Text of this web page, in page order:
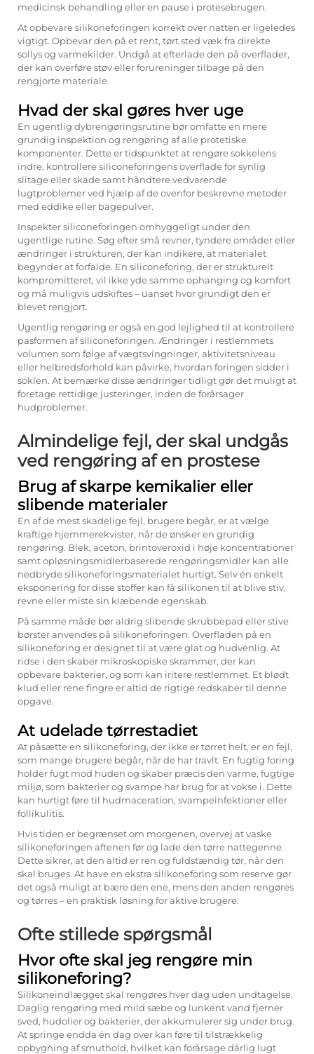
medicinsk behandling eller en pause i protesebrugen.
At opbevare silikoneforingen korrekt over natten er ligeledes
vigtigt. Opbevar den på et rent, tørt sted væk fra direkte
sollys og varmekilder. Undgå at efterlade den på overflader,
der kan overføre støv eller forureninger tilbage på den
rengjorte materiale.
Hvad der skal gøres hver uge
En ugentlig dybrengøringsrutine bør omfatte en mere
grundig inspektion og rengøring af alle protetiske
komponenter. Dette er tidspunktet at rengøre sokkelens
indre, kontrollere siliconeforingens overflade for synlig
slitage eller skade samt håndtere vedvarende
lugtproblemer ved hjælp af de ovenfor beskrevne metoder
med eddike eller bagepulver.
Inspekter siliconeforingen omhyggeligt under den
ugentlige rutine. Søg efter små revner, tyndere områder eller
ændringer i strukturen, der kan indikere, at materialet
begynder at forfalde. En siliconeforing, der er strukturelt
kompromitteret, vil ikke yde samme ophanging og komfort
og må muligvis udskiftes – uanset hvor grundigt den er
blevet rengjort.
Ugentlig rengøring er også en god lejlighed til at kontrollere
pasformen af siliconeforingen. Ændringer i restlemmets
volumen som følge af vægtsvingninger, aktivitetsniveau
eller helbredsforhold kan påvirke, hvordan foringen sidder i
soklen. At bemærke disse ændringer tidligt gør det muligt at
foretage rettidige justeringer, inden de forårsager
hudproblemer.
Almindelige fejl, der skal undgås
ved rengøring af en prostese
Brug af skarpe kemikalier eller
slibende materialer
En af de mest skadelige fejl, brugere begår, er at vælge
kraftige hjemmerekvister, når de ønsker en grundig
rengøring. Blek, aceton, brintoveroxid i høje koncentrationer
samt opløsningsmidlerbaserede rengøringsmidler kan alle
nedbryde silikoneforingsmaterialet hurtigt. Selv én enkelt
eksponering for disse stoffer kan få silikonen til at blive stiv,
revne eller miste sin klæbende egenskab.
På samme måde bør aldrig slibende skrubbepad eller stive
børster anvendes på silikoneforingen. Overfladen på en
silikoneforing er designet til at være glat og hudvenlig. At
ridse i den skaber mikroskopiske skrammer, der kan
opbevare bakterier, og som kan iritere restlemmet. Et blødt
klud eller rene fingre er altid de rigtige redskaber til denne
opgave.
At udelade tørrestadiet
At påsætte en silikoneforing, der ikke er tørret helt, er en fejl,
som mange brugere begår, når de har travlt. En fugtig foring
holder fugt mod huden og skaber præcis den varme, fugtige
miljø, som bakterier og svampe har brug for at vokse i. Dette
kan hurtigt føre til hudmaceration, svampeinfektioner eller
follikulitis.
Hvis tiden er begrænset om morgenen, overvej at vaske
silikoneforingen aftenen før og lade den tørre nattegenne.
Dette sikrer, at den altid er ren og fuldstændig tør, når den
skal bruges. At have en ekstra silikoneforing som reserve gør
det også muligt at bære den ene, mens den anden rengøres
og tørres – en praktisk løsning for aktive brugere.
Ofte stillede spørgsmål
Hvor ofte skal jeg rengøre min
silikoneforing?
Silikoneindlægget skal rengøres hver dag uden undtagelse.
Daglig rengøring med mild sæbe og lunkent vand fjerner
sved, hudolier og bakterier, der akkumulerer sig under brug.
At springe endda én dag over kan føre til tilstrækkelig
opbygning af smuthold, hvilket kan forårsage dårlig lugt